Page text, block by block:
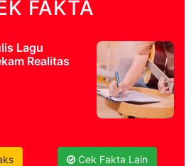
FAKTA
Lagu
Realitas
Cek Fakta Lain